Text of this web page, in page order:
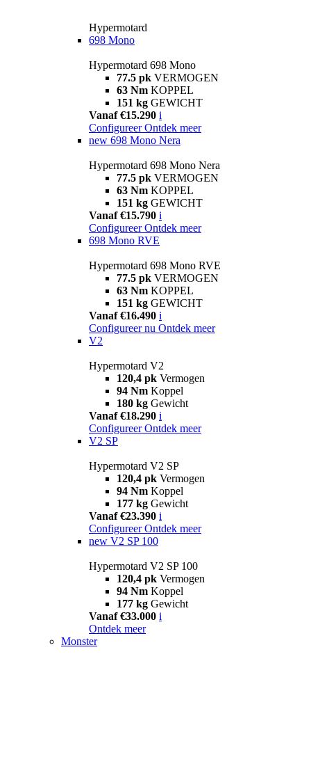
Hypermotard
698 Mono
Hypermotard 698 Mono
77.5 pk VERMOGEN
63 Nm KOPPEL
151 kg GEWICHT
Vanaf €15.290 i
Configureer Ontdek meer
new 698 Mono Nera
Hypermotard 698 Mono Nera
77.5 pk VERMOGEN
63 Nm KOPPEL
151 kg GEWICHT
Vanaf €15.790 i
Configureer Ontdek meer
698 Mono RVE
Hypermotard 698 Mono RVE
77.5 pk VERMOGEN
63 Nm KOPPEL
151 kg GEWICHT
Vanaf €16.490 i
Configureer nu Ontdek meer
V2
Hypermotard V2
120,4 pk Vermogen
94 Nm Koppel
180 kg Gewicht
Vanaf €18.290 i
Configureer Ontdek meer
V2 SP
Hypermotard V2 SP
120,4 pk Vermogen
94 Nm Koppel
177 kg Gewicht
Vanaf €23.390 i
Configureer Ontdek meer
new V2 SP 100
Hypermotard V2 SP 100
120,4 pk Vermogen
94 Nm Koppel
177 kg Gewicht
Vanaf €33.000 i
Ontdek meer
Monster